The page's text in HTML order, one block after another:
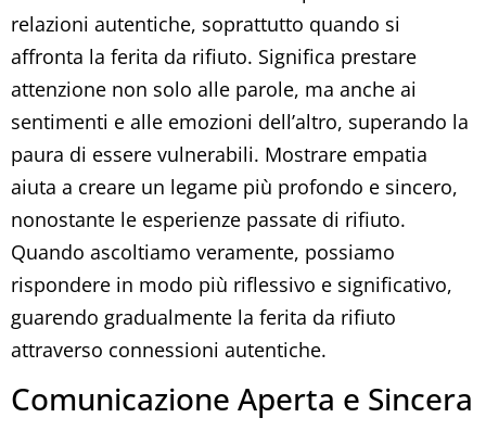
relazioni autentiche, soprattutto quando si
affronta la ferita da rifiuto. Significa prestare
attenzione non solo alle parole, ma anche ai
sentimenti e alle emozioni dell’altro, superando la
paura di essere vulnerabili. Mostrare empatia
aiuta a creare un legame più profondo e sincero,
nonostante le esperienze passate di rifiuto.
Quando ascoltiamo veramente, possiamo
rispondere in modo più riflessivo e significativo,
guarendo gradualmente la ferita da rifiuto
attraverso connessioni autentiche.
Comunicazione Aperta e Sincera